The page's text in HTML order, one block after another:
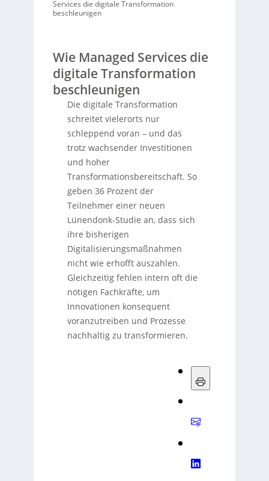
Services die digitale Transformation
beschleunigen
Wie Managed Services die
digitale Transformation
beschleunigen
Die digitale Transformation
schreitet vielerorts nur
schleppend voran – und das
trotz wachsender Investitionen
und hoher
Transformationsbereitschaft. So
geben 36 Prozent der
Teilnehmer einer neuen
Lünendonk-Studie an, dass sich
ihre bisherigen
Digitalisierungsmaßnahmen
nicht wie erhofft auszahlen.
Gleichzeitig fehlen intern oft die
nötigen Fachkräfte, um
Innovationen konsequent
voranzutreiben und Prozesse
nachhaltig zu transformieren.